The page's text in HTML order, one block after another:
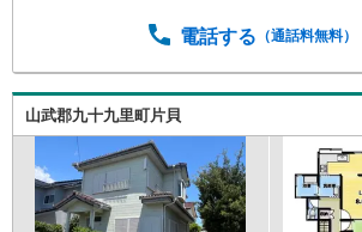
電話する （通話料無料）
山武郡九十九里町片貝